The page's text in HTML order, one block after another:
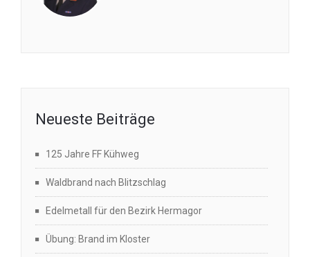
Neueste Beiträge
125 Jahre FF Kühweg
Waldbrand nach Blitzschlag
Edelmetall für den Bezirk Hermagor
Übung: Brand im Kloster